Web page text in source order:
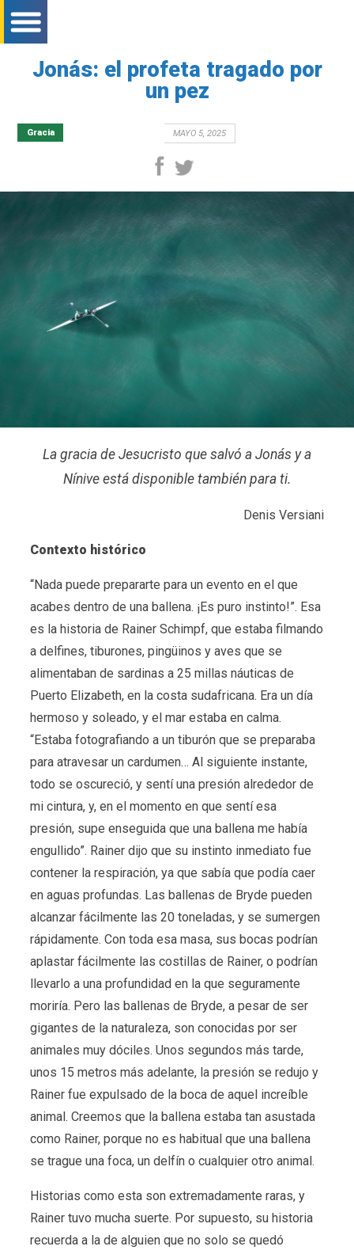
bar menu mobile
bar menu mobile
bar menu mobile
Jonás: el profeta tragado por
un pez
Gracia MAYO 5, 2025
facebook
La gracia de Jesucristo que salvó a Jonás y a
Nínive está disponible también para ti.
Denis Versiani
Contexto histórico
“Nada puede prepararte para un evento en el que
acabes dentro de una ballena. ¡Es puro instinto!”. Esa
es la historia de Rainer Schimpf, que estaba filmando
a delfines, tiburones, pingüinos y aves que se
alimentaban de sardinas a 25 millas náuticas de
Puerto Elizabeth, en la costa sudafricana. Era un día
hermoso y soleado, y el mar estaba en calma.
“Estaba fotografiando a un tiburón que se preparaba
para atravesar un cardumen… Al siguiente instante,
todo se oscureció, y sentí una presión alrededor de
mi cintura, y, en el momento en que sentí esa
presión, supe enseguida que una ballena me había
engullido”. Rainer dijo que su instinto inmediato fue
contener la respiración, ya que sabía que podía caer
en aguas profundas. Las ballenas de Bryde pueden
alcanzar fácilmente las 20 toneladas, y se sumergen
rápidamente. Con toda esa masa, sus bocas podrían
aplastar fácilmente las costillas de Rainer, o podrían
llevarlo a una profundidad en la que seguramente
moriría. Pero las ballenas de Bryde, a pesar de ser
gigantes de la naturaleza, son conocidas por ser
animales muy dóciles. Unos segundos más tarde,
unos 15 metros más adelante, la presión se redujo y
Rainer fue expulsado de la boca de aquel increíble
animal. Creemos que la ballena estaba tan asustada
como Rainer, porque no es habitual que una ballena
se trague una foca, un delfín o cualquier otro animal.
Historias como esta son extremadamente raras, y
Rainer tuvo mucha suerte. Por supuesto, su historia
recuerda a la de alguien que no solo se quedó